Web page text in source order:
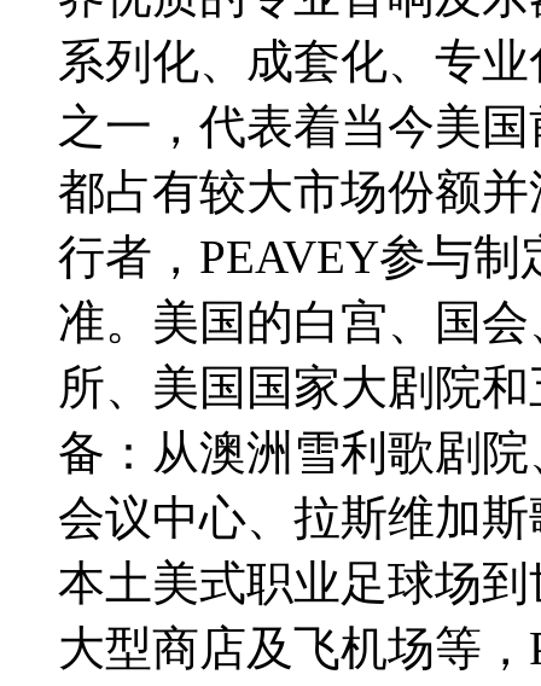
系列化、成套化、专
之一，代表着当今美
都占有较大市场份额
行者，PEAVEY参与
准。美国的白宫、国
所、美国国家大剧院
备：从澳洲雪利歌剧
会议中心、拉斯维加
本土美式职业足球场
大型商店及飞机场等